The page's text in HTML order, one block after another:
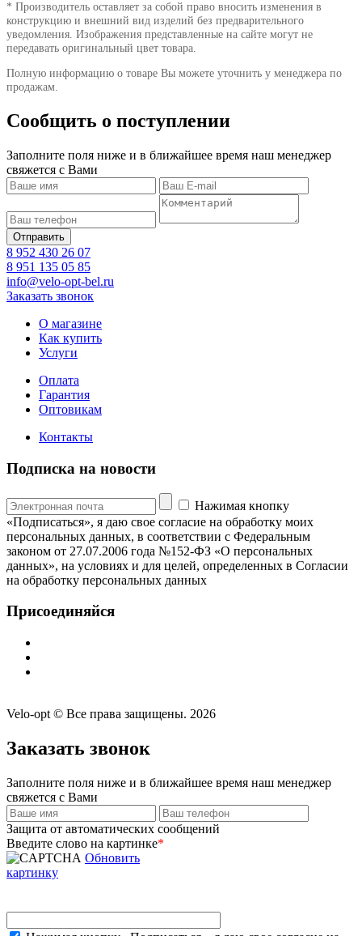
* Производитель оставляет за собой право вносить изменения в
конструкцию и внешний вид изделий без предварительного
уведомления. Изображения представленные на сайте могут не
передавать оригинальный цвет товара.
Полную информацию о товаре Вы можете уточнить у менеджера по
продажам.
Сообщить о поступлении
Заполните поля ниже и в ближайшее время наш менеджер
свяжется с Вами
8 952 430 26 07
8 951 135 05 85
info@velo-opt-bel.ru
Заказать звонок
О магазине
Как купить
Услуги
Оплата
Гарантия
Оптовикам
Контакты
Подписка на новости
Нажимая кнопку
«Подписаться», я даю свое согласие на обработку моих
персональных данных, в соответствии с Федеральным
законом от 27.07.2006 года №152-ФЗ «О персональных
данных», на условиях и для целей, определенных в Согласии
на обработку персональных данных
Присоединяйся
Velo-opt © Все права защищены. 2026
Заказать звонок
Заполните поля ниже и в ближайшее время наш менеджер
свяжется с Вами
Защита от автоматических сообщений
Введите слово на картинке*
Обновить
картинку